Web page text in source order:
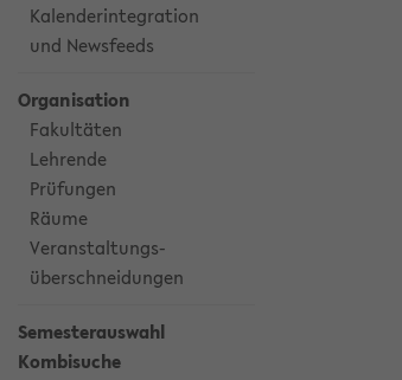
Kalenderintegration
und Newsfeeds
Organisation
Fakultäten
Lehrende
Prüfungen
Räume
Veranstaltungs-
überschneidungen
Semesterauswahl
Kombisuche